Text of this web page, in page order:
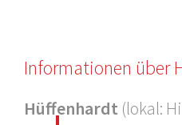
Informationen über
Hüffenhardt (lokal: